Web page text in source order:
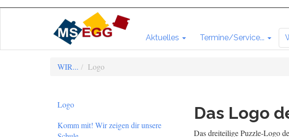
Aktuelles Termine/Service...
WIR... Logo
Logo
Komm mit! Wir zeigen dir unsere
Das Logo
Das dreiteilige Puzzle-Logo